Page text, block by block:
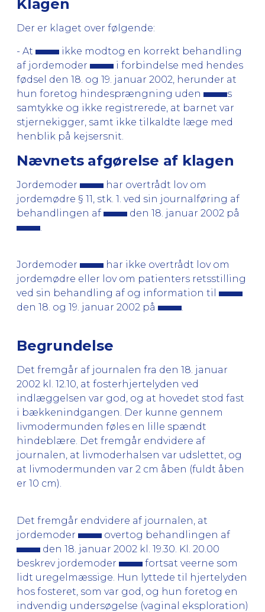
Klagen
Der er klaget over følgende:
- At
ikke modtog en korrekt behandling
af jordemoder
i forbindelse med hendes
fødsel den 18. og 19. januar 2002, herunder at
hun foretog hindesprængning uden
s
samtykke og ikke registrerede, at barnet var
stjernekigger, samt ikke tilkaldte læge med
henblik på kejsersnit.
Nævnets afgørelse af klagen
Jordemoder
har overtrådt lov om
jordemødre § 11, stk. 1. ved sin journalføring af
behandlingen af
den 18. januar 2002 på
Jordemoder
har ikke overtrådt lov om
jordemødre eller lov om patienters retsstilling
ved sin behandling af og information til
den 18. og 19. januar 2002 på
Begrundelse
Det fremgår af journalen fra den 18. januar
2002 kl. 12.10, at fosterhjertelyden ved
indlæggelsen var god, og at hovedet stod fast
i bækkenindgangen. Der kunne gennem
livmodermunden føles en lille spændt
hindeblære. Det fremgår endvidere af
journalen, at livmoderhalsen var udslettet, og
at livmodermunden var 2 cm åben (fuldt åben
er 10 cm).
Det fremgår endvidere af journalen, at
jordemoder
overtog behandlingen af
den 18. januar 2002 kl. 19.30. Kl. 20.00
beskrev jordemoder
fortsat veerne som
lidt uregelmæssige. Hun lyttede til hjertelyden
hos fosteret, som var god, og hun foretog en
indvendig undersøgelse (vaginal eksploration)